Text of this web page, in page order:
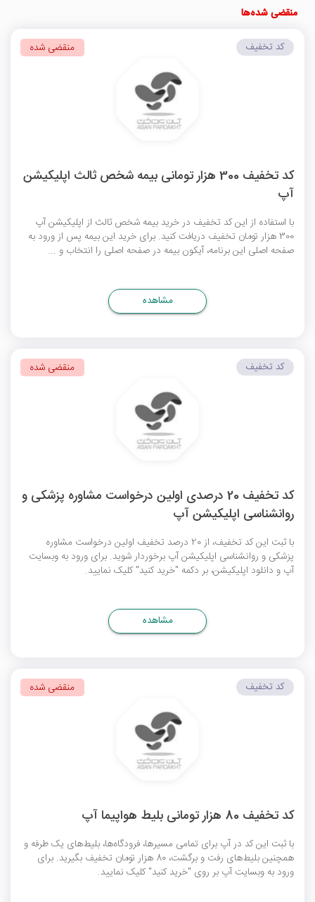
منقضی شده‌ها
کد تخفیف 300 هزار تومانی بیمه شخص ثالث اپلیکیشن
آپ
با استفاده از این کد تخفیف در خرید بیمه شخص ثالث از اپلیکیشن آپ
300 هزار تومان تخفیف دریافت کنید. برای خرید این بیمه پس از ورود به
صفحه اصلی این برنامه، آیکون بیمه در صفحه اصلی را انتخاب و ...
کد تخفیف منقضی شده
مشاهده
کد تخفیف 20 درصدی اولین درخواست مشاوره پزشکی و
روانشناسی اپلیکیشن آپ
با ثبت این کد تخفیف، از 20 درصد تخفیف اولین درخواست مشاوره
پزشکی و روانشناسی اپلیکیشن آپ برخوردار شوید. برای ورود به وبسایت
آپ و دانلود اپلیکیشن، بر دکمه "خرید کنید" کلیک نمایید.
کد تخفیف منقضی شده
مشاهده
کد تخفیف 80 هزار تومانی بلیط هواپیما آپ
با ثبت این کد در آپ برای تمامی مسیرها، فرودگاه‌ها، بلیط‌های یک طرفه و
همچنین بلیط‌های رفت و برگشت، 80 هزار تومان تخفیف بگیرید. برای
ورود به وبسایت آپ بر روی "خرید کنید" کلیک نمایید.
کد تخفیف منقضی شده